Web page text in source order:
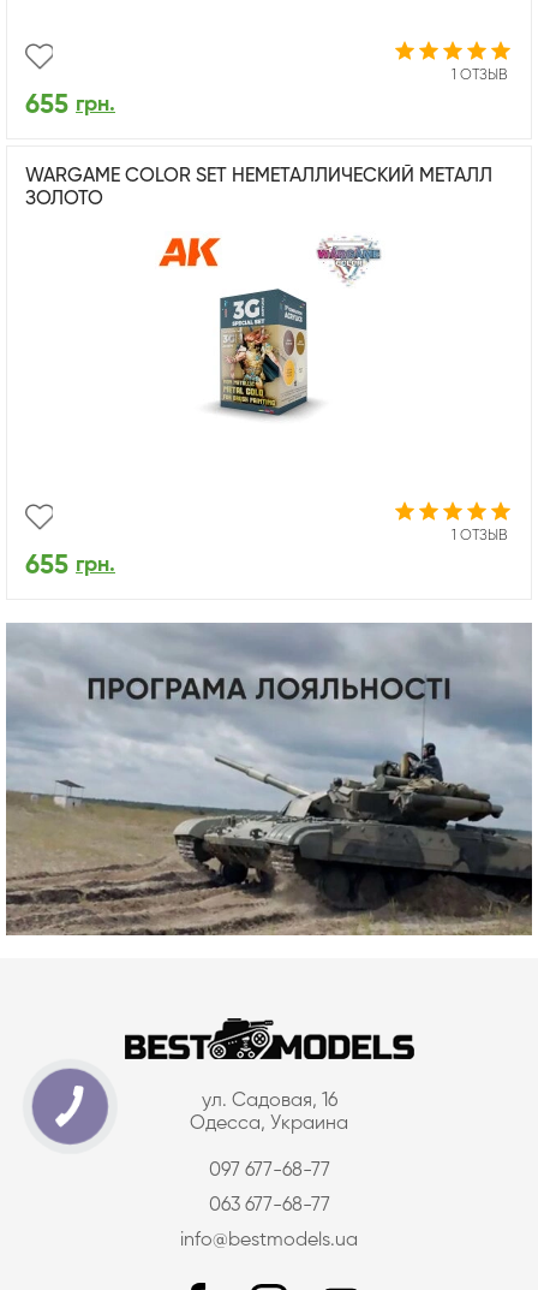
1 ОТЗЫВ
655 грн.
WARGAME COLOR SET НЕМЕТАЛЛИЧЕСКИЙ МЕТАЛЛ
ЗОЛОТО
1 ОТЗЫВ
655 грн.
ул. Садовая, 16
Одесса, Украина
097 677-68-77
063 677-68-77
info@bestmodels.ua